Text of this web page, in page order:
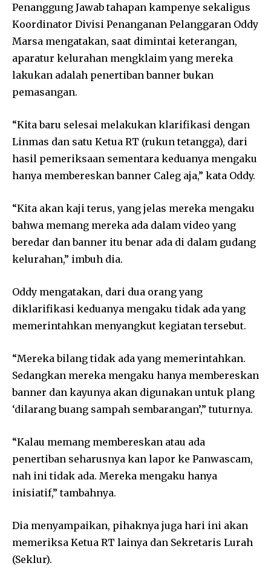
Penanggung Jawab tahapan kampenye sekaligus
Koordinator Divisi Penanganan Pelanggaran Oddy
Marsa mengatakan, saat dimintai keterangan,
aparatur kelurahan mengklaim yang mereka
lakukan adalah penertiban banner bukan
pemasangan.
“Kita baru selesai melakukan klarifikasi dengan
Linmas dan satu Ketua RT (rukun tetangga), dari
hasil pemeriksaan sementara keduanya mengaku
hanya membereskan banner Caleg aja,” kata Oddy.
“Kita akan kaji terus, yang jelas mereka mengaku
bahwa memang mereka ada dalam video yang
beredar dan banner itu benar ada di dalam gudang
kelurahan,” imbuh dia.
Oddy mengatakan, dari dua orang yang
diklarifikasi keduanya mengaku tidak ada yang
memerintahkan menyangkut kegiatan tersebut.
“Mereka bilang tidak ada yang memerintahkan.
Sedangkan mereka mengaku hanya membereskan
banner dan kayunya akan digunakan untuk plang
‘dilarang buang sampah sembarangan’,” tuturnya.
“Kalau memang membereskan atau ada
penertiban seharusnya kan lapor ke Panwascam,
nah ini tidak ada. Mereka mengaku hanya
inisiatif,” tambahnya.
Dia menyampaikan, pihaknya juga hari ini akan
memeriksa Ketua RT lainya dan Sekretaris Lurah
(Seklur).